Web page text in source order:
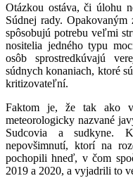
Otázkou ostáva, či úlohu
Súdnej rady.
spôsobujú potrebu veľmi
nositelia jedného typu
osôb sprostredkúvajú
súdnych konaniach, ktoré
kritizovateľní.
Faktom je, že tak ako
meteorologicky nazvané
Sudcovia a sudkyne.
nepovšimnutí, ktorí na
pochopili hneď, v čom
2019 a 2020, a vyjadrili to